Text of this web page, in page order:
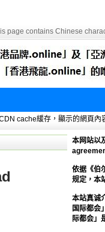
page contains Chinese
cache緩存，顯示的網頁內
本网站以
依据《伯
规定，本
本站真诚
国际都会
际都会」